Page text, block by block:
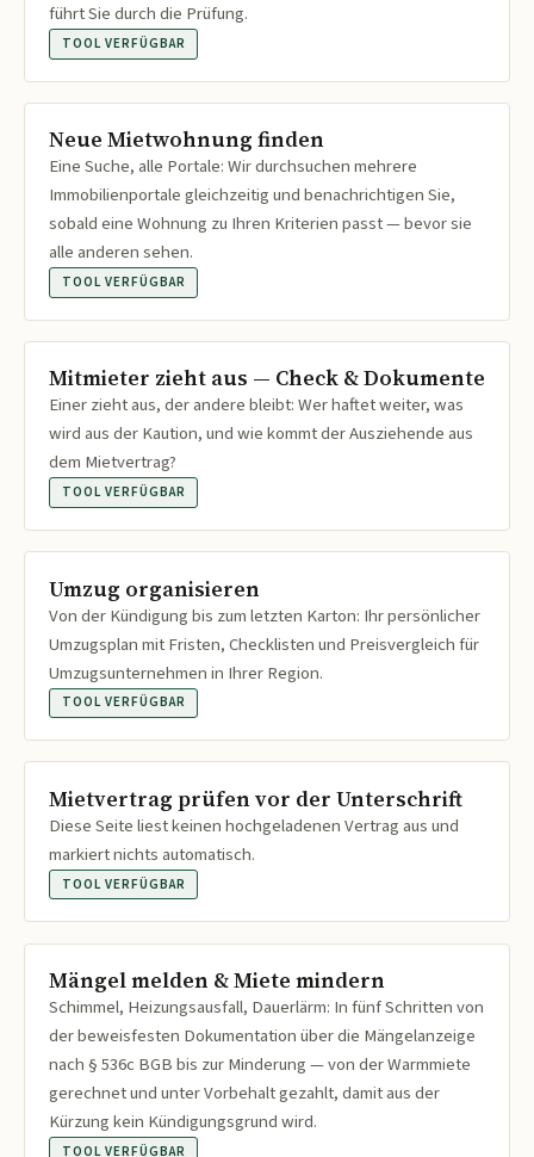
führt Sie durch die Prüfung.
TOOL VERFÜGBAR
Neue Mietwohnung finden
Eine Suche, alle Portale: Wir durchsuchen mehrere
Immobilienportale gleichzeitig und benachrichtigen Sie,
sobald eine Wohnung zu Ihren Kriterien passt — bevor sie
alle anderen sehen.
TOOL VERFÜGBAR
Mitmieter zieht aus — Check & Dokumente
Einer zieht aus, der andere bleibt: Wer haftet weiter, was
wird aus der Kaution, und wie kommt der Ausziehende aus
dem Mietvertrag?
TOOL VERFÜGBAR
Umzug organisieren
Von der Kündigung bis zum letzten Karton: Ihr persönlicher
Umzugsplan mit Fristen, Checklisten und Preisvergleich für
Umzugsunternehmen in Ihrer Region.
TOOL VERFÜGBAR
Mietvertrag prüfen vor der Unterschrift
Diese Seite liest keinen hochgeladenen Vertrag aus und
markiert nichts automatisch.
TOOL VERFÜGBAR
Mängel melden & Miete mindern
Schimmel, Heizungsausfall, Dauerlärm: In fünf Schritten von
der beweisfesten Dokumentation über die Mängelanzeige
nach § 536c BGB bis zur Minderung — von der Warmmiete
gerechnet und unter Vorbehalt gezahlt, damit aus der
Kürzung kein Kündigungsgrund wird.
TOOL VERFÜGBAR